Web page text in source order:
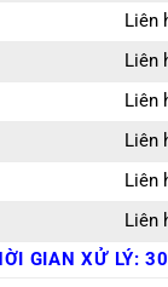
Liên
Liên
Liên
Liên
Liên
Liên
GIAN XỬ LÝ: